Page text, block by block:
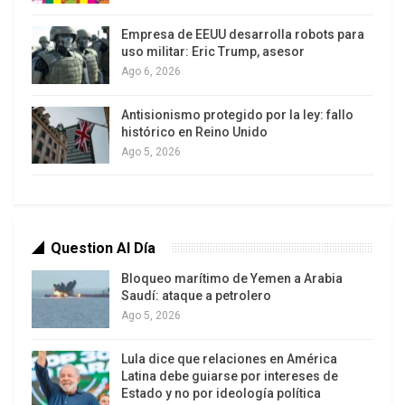
los cuales en su mayoría son con la clausula de
jurisdicción extranjera.
Es a la vez, accionistas de importantes empresa,
pero fundamentalmente de Pampa Energía SA,
Glencore, y de los cuatro primeros bancos
pesos y de las Letras de liquidez (Leliq), Notas de
liquidez (Notaliq) y pases pasivos del BCRA, que
son préstamos de los bancos al BCRA de los
depósitos que captan el público argentino. Los
cuatro bancos privados más grandes en la
Argentina actual son Santander-Río; BBVA;
Galicia; y Macro y en los cuatro BlackRock
Empresa de EEUU desarrolla robots para
uso militar: Eric Trump, asesor
Ago 6, 2026
Antisionismo protegido por la ley: fallo
histórico en Reino Unido
Ago 5, 2026
Question Al Día
Bloqueo marítimo de Yemen a Arabia
Saudí: ataque a petrolero
Ago 5, 2026
Lula dice que relaciones en América
Latina debe guiarse por intereses de
Estado y no por ideología política